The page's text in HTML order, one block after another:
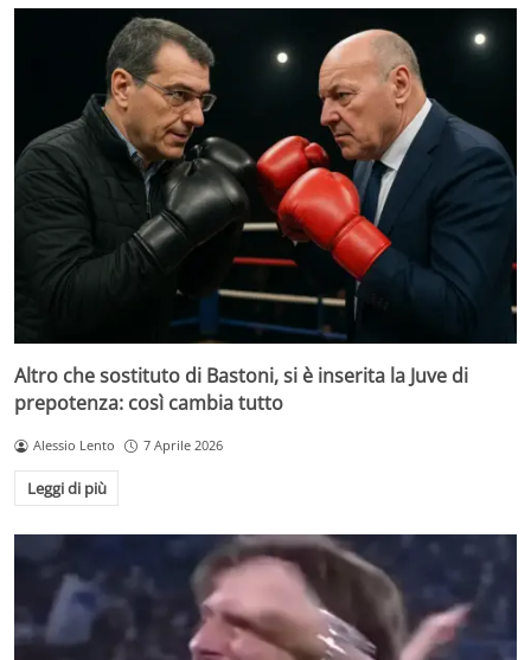
Altro che sostituto di Bastoni, si è inserita la Juve di
prepotenza: così cambia tutto
Alessio Lento 7 Aprile 2026
Leggi di più